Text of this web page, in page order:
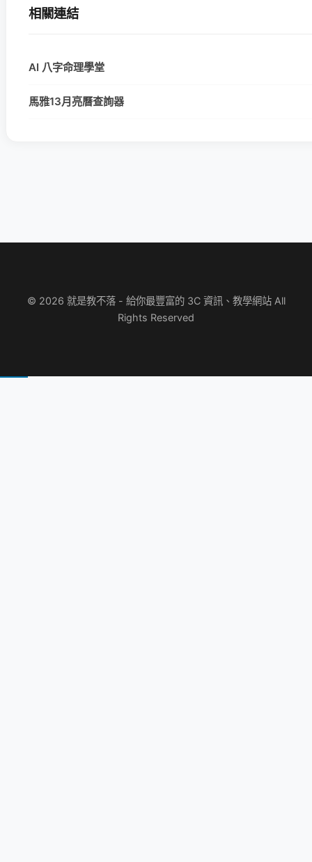
相關連結
AI 八字命理學堂
馬雅13月亮曆查詢器
© 2026 就是教不落 - 給你最豐富的 3C 資訊、教學網站 All
Rights Reserved